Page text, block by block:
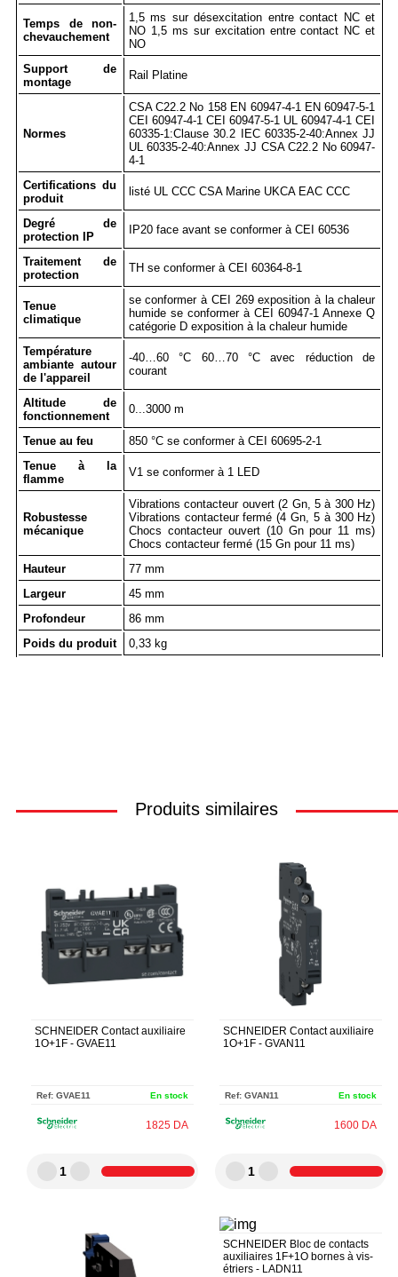
Temps de non-
chevauchement
1,5 ms sur désexcitation entre contact NC et
NO 1,5 ms sur excitation entre contact NC et
NO
Support de
montage
Rail Platine
Normes
CSA C22.2 No 158 EN 60947-4-1 EN 60947-5-1
CEI 60947-4-1 CEI 60947-5-1 UL 60947-4-1 CEI
60335-1:Clause 30.2 IEC 60335-2-40:Annex JJ
UL 60335-2-40:Annex JJ CSA C22.2 No 60947-
4-1
Certifications du
produit
listé UL CCC CSA Marine UKCA EAC CCC
Degré de
protection IP
IP20 face avant se conformer à CEI 60536
Traitement de
protection
TH se conformer à CEI 60364-8-1
Tenue
climatique
se conformer à CEI 269 exposition à la chaleur
humide se conformer à CEI 60947-1 Annexe Q
catégorie D exposition à la chaleur humide
Température
ambiante autour
de l'appareil
-40…60 °C 60…70 °C avec réduction de
courant
Altitude de
fonctionnement
0...3000 m
Tenue au feu
850 °C se conformer à CEI 60695-2-1
Tenue à la
flamme
V1 se conformer à 1 LED
Robustesse
mécanique
Vibrations contacteur ouvert (2 Gn, 5 à 300 Hz)
Vibrations contacteur fermé (4 Gn, 5 à 300 Hz)
Chocs contacteur ouvert (10 Gn pour 11 ms)
Chocs contacteur fermé (15 Gn pour 11 ms)
Hauteur
77 mm
Largeur
45 mm
Profondeur
86 mm
Poids du produit
0,33 kg
Produits similaires
SCHNEIDER Contact auxiliaire
1O+1F - GVAE11
Ref: GVAE11 En stock
1825 DA
1
SCHNEIDER Contact auxiliaire
1O+1F - GVAN11
Ref: GVAN11 En stock
1600 DA
1
SCHNEIDER Bloc de contacts
auxiliaires 1F+1O bornes à vis-
étriers - LADN11